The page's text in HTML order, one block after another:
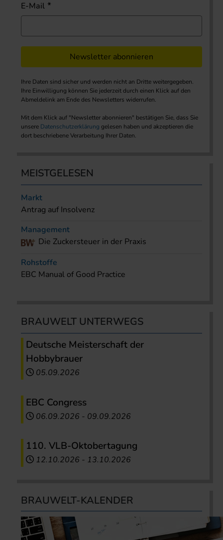
E-Mail
Newsletter abonnieren
Ihre Daten sind sicher und werden nicht an Dritte weitergegeben.
Ihre Einwilligung können Sie jederzeit durch einen Klick auf den
Abmeldelink am Ende des Newsletters widerrufen.
Mit dem Klick auf "Newsletter abonnieren" bestätigen Sie, dass Sie
unsere Datenschutzerklärung gelesen haben und akzeptieren die
dort beschriebene Verarbeitung Ihrer Daten.
MEISTGELESEN
Markt
Antrag auf Insolvenz
Management
Die Zuckersteuer in der Praxis
Rohstoffe
EBC Manual of Good Practice
BRAUWELT UNTERWEGS
Deutsche Meisterschaft der
Hobbybrauer
05.09.2026
EBC Congress
06.09.2026 - 09.09.2026
110. VLB-Oktobertagung
12.10.2026 - 13.10.2026
BRAUWELT-KALENDER